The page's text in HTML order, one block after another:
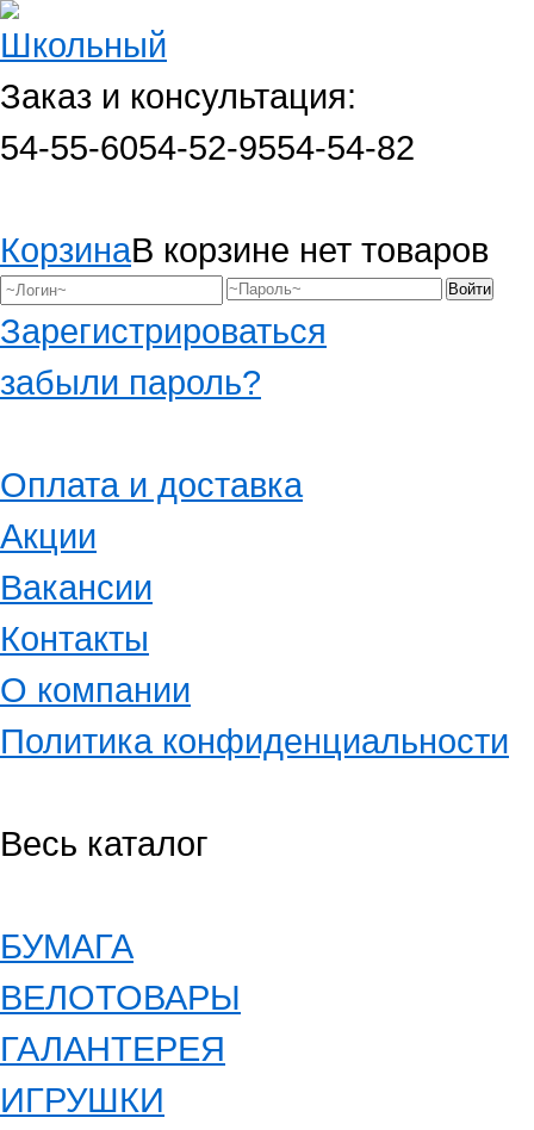
Заказ и консультация:
54-55-6054-52-9554-54-82
КорзинаВ корзине нет товаров
Зарегистрироваться
забыли пароль?
Оплата и доставка
Акции
Вакансии
Контакты
О компании
Политика конфиденциальности
Весь каталог
БУМАГА
ВЕЛОТОВАРЫ
ГАЛАНТЕРЕЯ
ИГРУШКИ